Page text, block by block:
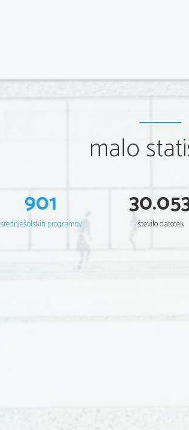
malo
901
srednješolskih programov število datotek